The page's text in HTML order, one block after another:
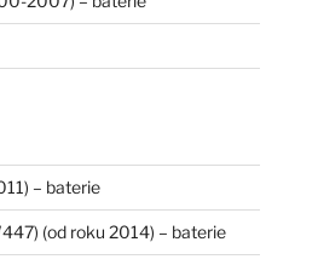
– baterie
(od roku 2014) – baterie